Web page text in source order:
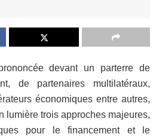
devant un parterre de
de partenaires multilatéraux,
économiques entre autres,
lumière trois approches majeures,
pour le financement et le